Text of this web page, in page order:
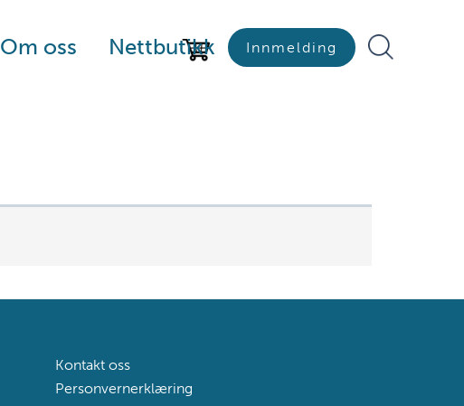
Innmelding
Om oss Nettbutikk
Kontakt oss
Personvernerklæring